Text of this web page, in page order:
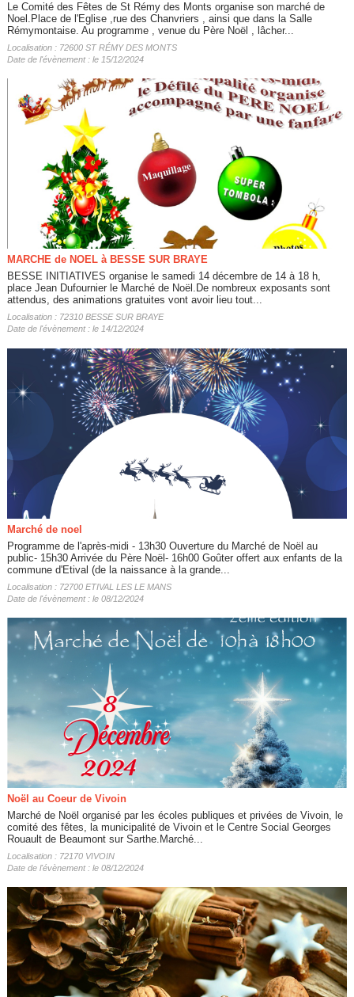
Le Comité des Fêtes de St Rémy des Monts organise son marché de
Noel.Place de l'Eglise ,rue des Chanvriers , ainsi que dans la Salle
Rémymontaise. Au programme , venue du Père Noël , lâcher...
Localisation : 72600 ST RÉMY DES MONTS
Date de l'évènement : le 15/12/2024
MARCHE de NOEL à BESSE SUR BRAYE
BESSE INITIATIVES organise le samedi 14 décembre de 14 à 18 h,
place Jean Dufournier le Marché de Noël.De nombreux exposants sont
attendus, des animations gratuites vont avoir lieu tout...
Localisation : 72310 BESSE SUR BRAYE
Date de l'évènement : le 14/12/2024
Marché de noel
Programme de l'après-midi - 13h30 Ouverture du Marché de Noël au
public- 15h30 Arrivée du Père Noël- 16h00 Goûter offert aux enfants de la
commune d'Etival (de la naissance à la grande...
Localisation : 72700 ETIVAL LES LE MANS
Date de l'évènement : le 08/12/2024
Noël au Coeur de Vivoin
Marché de Noël organisé par les écoles publiques et privées de Vivoin, le
comité des fêtes, la municipalité de Vivoin et le Centre Social Georges
Rouault de Beaumont sur Sarthe.Marché...
Localisation : 72170 VIVOIN
Date de l'évènement : le 08/12/2024